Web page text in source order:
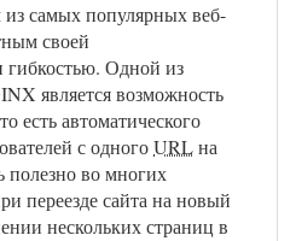
из самых популярных веб-
своей
гибкостью. Одной из
является возможность
есть автоматического
с одногоURLна
полезно во многих
переезде сайта на новый
нескольких страниц в